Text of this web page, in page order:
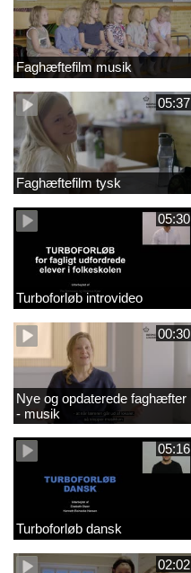
Faghæftefilm musik
05:37
Faghæftefilm tysk
05:30
Turboforløb introvideo
00:30
Nye og opdaterede faghæfter
- musik
05:16
Turboforløb dansk
02:02